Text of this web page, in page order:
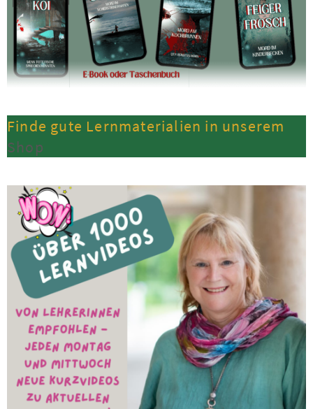
Finde gute Lernmaterialien in unserem
Shop